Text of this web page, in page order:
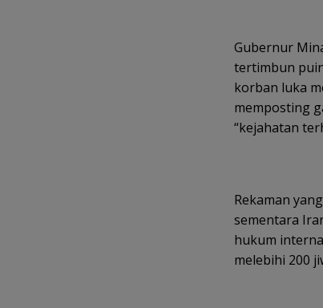
Gubernur
tertimbun
korban luka
memposting
“kejahatan
Rekaman
sementara
hukum
melebihi 200